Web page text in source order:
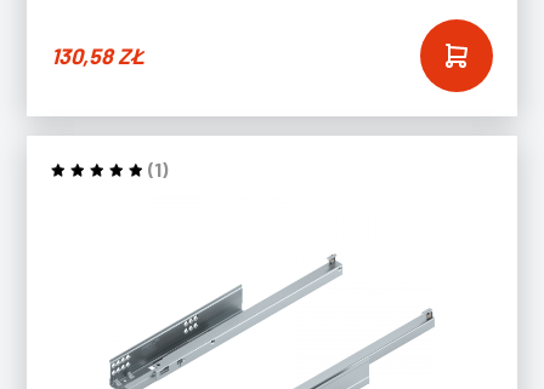
130,58ZŁ
(1)